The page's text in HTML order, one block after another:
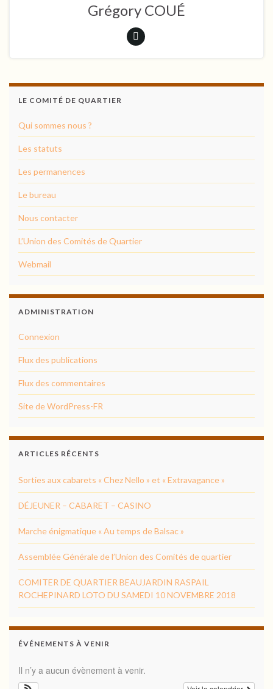
Grégory COUÉ
LE COMITÉ DE QUARTIER
Qui sommes nous ?
Les statuts
Les permanences
Le bureau
Nous contacter
L’Union des Comités de Quartier
Webmail
ADMINISTRATION
Connexion
Flux des publications
Flux des commentaires
Site de WordPress-FR
ARTICLES RÉCENTS
Sorties aux cabarets « Chez Nello » et « Extravagance »
DÉJEUNER – CABARET – CASINO
Marche énigmatique « Au temps de Balsac »
Assemblée Générale de l’Union des Comités de quartier
COMITER DE QUARTIER BEAUJARDIN RASPAIL
ROCHEPINARD LOTO DU SAMEDI 10 NOVEMBRE 2018
ÉVÉNEMENTS À VENIR
Il n’y a aucun évènement à venir.